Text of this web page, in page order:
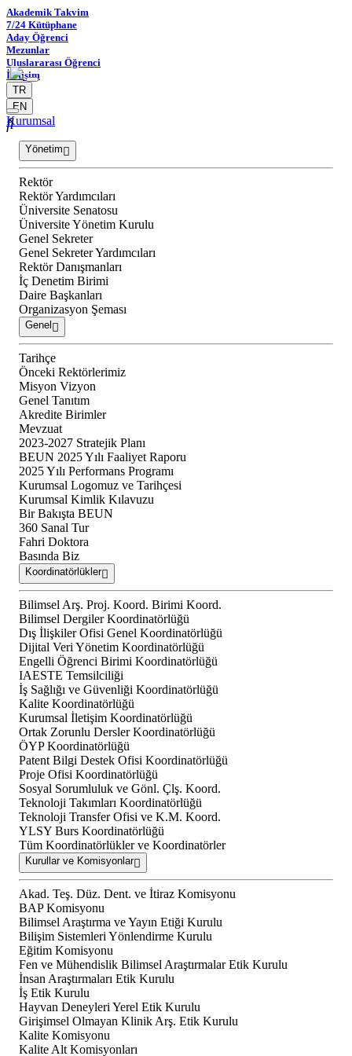
Akademik Takvim
7/24 Kütüphane
Aday Öğrenci
Mezunlar
Uluslararası Öğrenci
İletişim
TR
EN
Kurumsal
Yönetim
Rektör
Rektör Yardımcıları
Üniversite Senatosu
Üniversite Yönetim Kurulu
Genel Sekreter
Genel Sekreter Yardımcıları
Rektör Danışmanları
İç Denetim Birimi
Daire Başkanları
Organizasyon Şeması
Genel
Tarihçe
Önceki Rektörlerimiz
Misyon Vizyon
Genel Tanıtım
Akredite Birimler
Mevzuat
2023-2027 Stratejik Planı
BEUN 2025 Yılı Faaliyet Raporu
2025 Yılı Performans Programı
Kurumsal Logomuz ve Tarihçesi
Kurumsal Kimlik Kılavuzu
Bir Bakışta BEUN
360 Sanal Tur
Fahri Doktora
Basında Biz
Koordinatörlükler
Bilimsel Arş. Proj. Koord. Birimi Koord.
Bilimsel Dergiler Koordinatörlüğü
Dış İlişkiler Ofisi Genel Koordinatörlüğü
Dijital Veri Yönetim Koordinatörlüğü
Engelli Öğrenci Birimi Koordinatörlüğü
IAESTE Temsilciliği
İş Sağlığı ve Güvenliği Koordinatörlüğü
Kalite Koordinatörlüğü
Kurumsal İletişim Koordinatörlüğü
Ortak Zorunlu Dersler Koordinatörlüğü
ÖYP Koordinatörlüğü
Patent Bilgi Destek Ofisi Koordinatörlüğü
Proje Ofisi Koordinatörlüğü
Sosyal Sorumluluk ve Gönl. Çlş. Koord.
Teknoloji Takımları Koordinatörlüğü
Teknoloji Transfer Ofisi ve K.M. Koord.
YLSY Burs Koordinatörlüğü
Tüm Koordinatörlükler ve Koordinatörler
Kurullar ve Komisyonlar
Akad. Teş. Düz. Dent. ve İtiraz Komisyonu
BAP Komisyonu
Bilimsel Araştırma ve Yayın Etiği Kurulu
Bilişim Sistemleri Yönlendirme Kurulu
Eğitim Komisyonu
Fen ve Mühendislik Bilimsel Araştırmalar Etik Kurulu
İnsan Araştırmaları Etik Kurulu
İş Etik Kurulu
Hayvan Deneyleri Yerel Etik Kurulu
Girişimsel Olmayan Klinik Arş. Etik Kurulu
Kalite Komisyonu
Kalite Alt Komisyonları